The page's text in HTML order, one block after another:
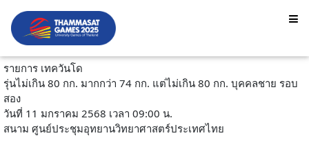
รายการ เทควันโด
รุ่นไม่เกิน 80 กก. มากกว่า 74 กก. แต่ไม่เกิน 80 กก. บุคคลชาย รอบ
สอง
วันที่ 11 มกราคม 2568 เวลา 09:00 น.
สนาม ศูนย์ประชุมอุทยานวิทยาศาสตร์ประเทศไทย